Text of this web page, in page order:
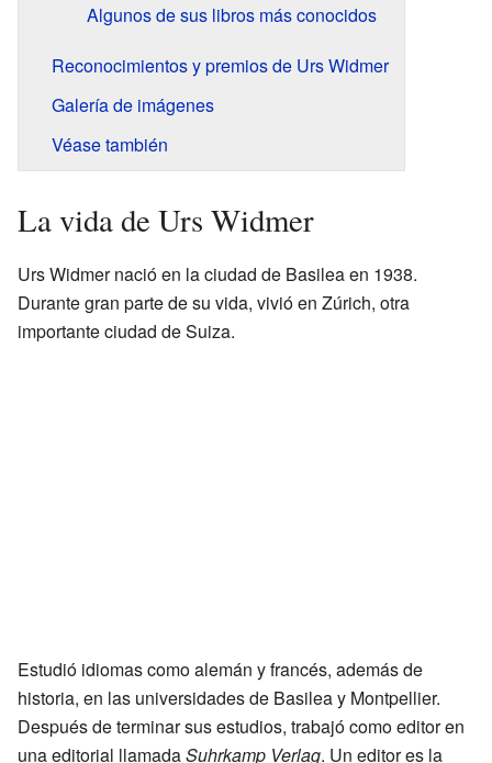
Algunos de sus libros más conocidos
Reconocimientos y premios de Urs Widmer
Galería de imágenes
Véase también
La vida de Urs Widmer
Urs Widmer nació en la ciudad de Basilea en 1938.
Durante gran parte de su vida, vivió en Zúrich, otra
importante ciudad de Suiza.
Estudió idiomas como alemán y francés, además de
historia, en las universidades de Basilea y Montpellier.
Después de terminar sus estudios, trabajó como editor en
una editorial llamadaSuhrkamp Verlag. Un editor es la